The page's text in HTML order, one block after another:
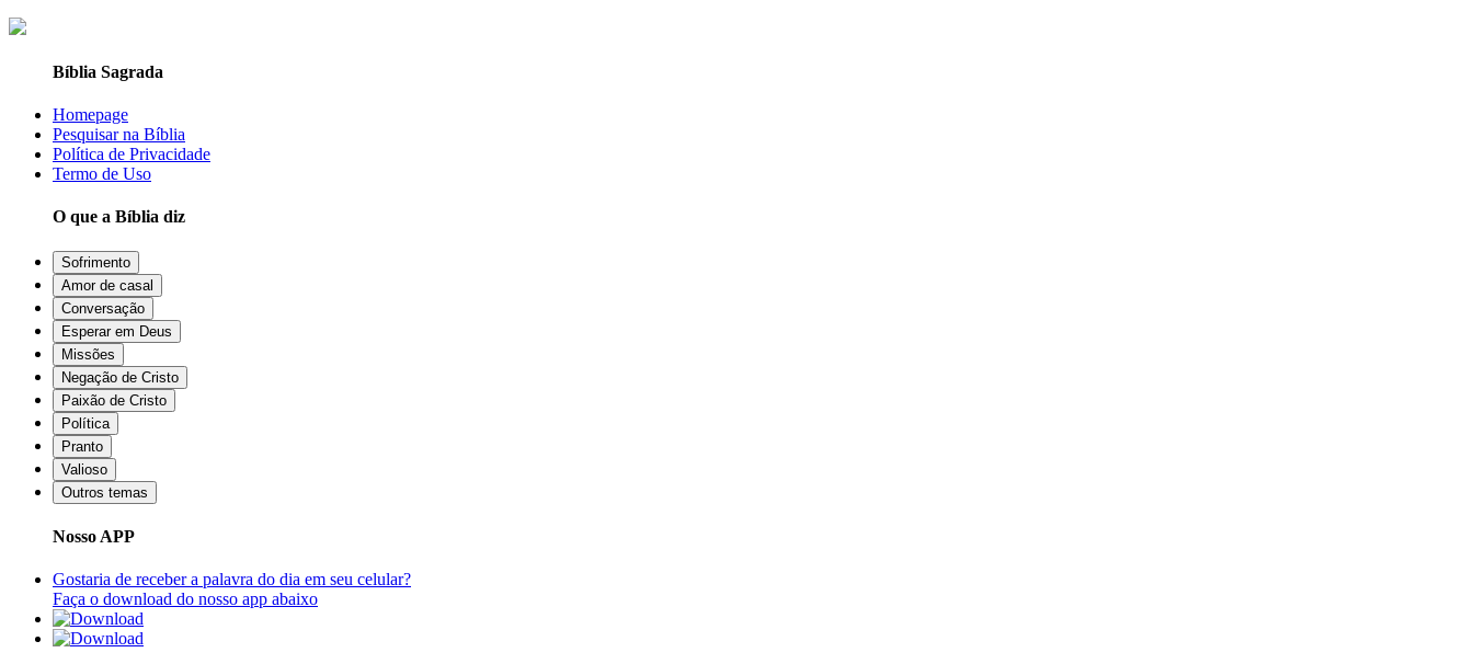
Bíblia Sagrada
Homepage
Pesquisar na Bíblia
Política de Privacidade
Termo de Uso
O que a Bíblia diz
Sofrimento
Amor de casal
Conversação
Esperar em Deus
Missões
Negação de Cristo
Paixão de Cristo
Política
Pranto
Valioso
Outros temas
Nosso APP
Gostaria de receber a palavra do dia em seu celular?
Faça o download do nosso app abaixo